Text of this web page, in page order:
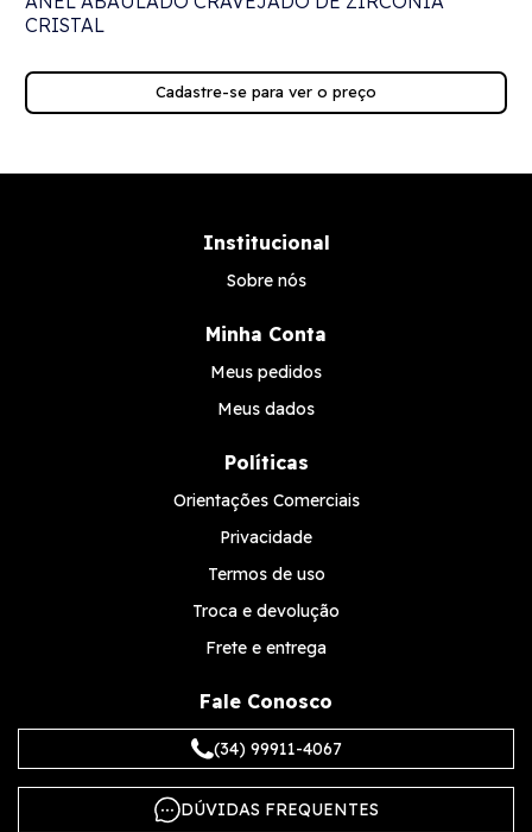
CRISTAL
Cadastre-se para ver o preço
Institucional
Sobre nós
Minha Conta
Meus pedidos
Meus dados
Políticas
Orientações Comerciais
Privacidade
Termos de uso
Troca e devolução
Frete e entrega
Fale Conosco
(34) 99911-4067
DÚVIDAS FREQUENTES